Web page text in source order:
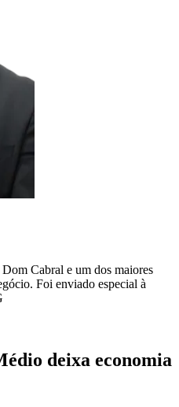
Cabral e um dos maiores
Foi enviado especial à
deixa economia